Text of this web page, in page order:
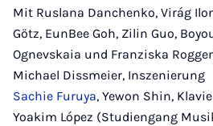
Mit Ruslana Danchenko, Virág
Götz, EunBee Goh, Zilin Guo,
Ognevskaia und Franziska
Michael Dissmeier, Inszenierung
Sachie Furuya, Yewon Shin,
Yoakim López (Studiengang